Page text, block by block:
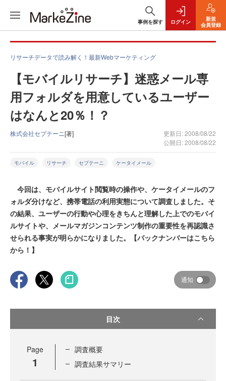
事例を探す ログイン
新規
会員登録
リサーチデータで読み解く！最新Webマーケティング
【モバイルリサーチ】迷惑メール専
用フォルダを用意しているユーザー
はなんと20％！？
株式会社セプテーニ[著]
更新日: 2008/08/22
公開日: 2008/08/22
モバイル リサーチ セプテーニ ケータイメール
今回は、モバイルサイト閲覧時の操作や、ケータイメールのフ
ォルダ分けなど、携帯電話の利用実態について調査しました。そ
の結果、ユーザーの行動や心理をきちんと理解した上でのモバイ
ルサイトや、メールマガジンコンテンツ制作の重要性を再認識さ
せられる事実が明らかになりました。【バックナンバーはこちら
から！】
通知
目次
Page
1
調査概要
調査結果サマリー